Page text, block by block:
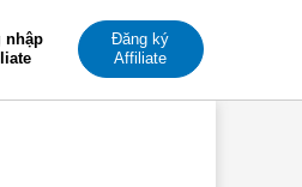
nhập
Đăng ký
Affiliate